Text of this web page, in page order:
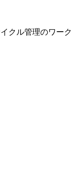
クル管理のワーク